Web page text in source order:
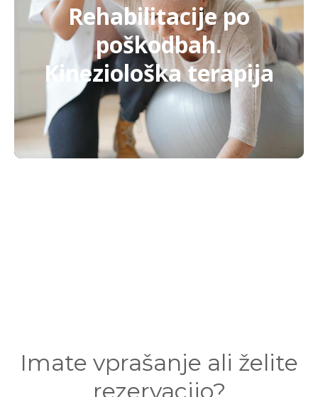
Rehabilitacije po
poškodbah.
Kineziološka terapija
Imate vprašanje ali želite
rezervacijo?